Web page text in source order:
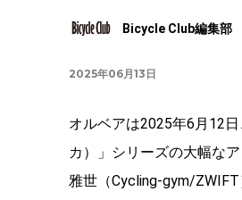
Bicycle Club編集部
2025年06月13日
オルベアは2025年6月12
カ）」シリーズの大幅な
雅世（Cycling-gym/